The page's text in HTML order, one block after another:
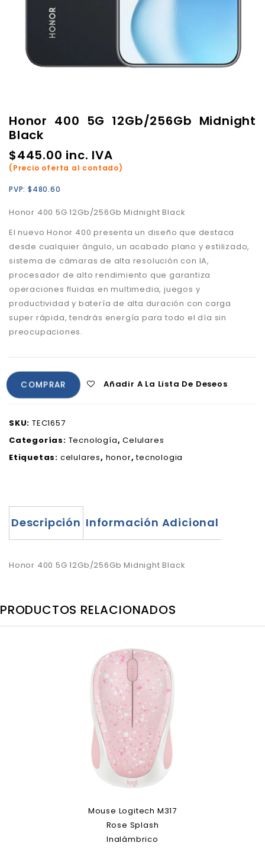
Honor 400 5G 12Gb/256Gb Midnight
Black
$445.00 inc. IVA
(Precio oferta al contado)
PVP: $480.60
Honor 400 5G 12Gb/256Gb Midnight Black
El nuevo Honor 400 presenta un diseño que destaca
desde cualquier ángulo, un acabado plano y estilizado,
sistema de cámaras de alta resolución con IA,
procesador de alto rendimiento que garantiza
operaciones fluidas en multimedia, juegos y
productividad y batería de alta duración con carga
super rápida, tendrás energía para todo el día sin
preocupaciones.
COMPRAR Añadir A La Lista De Deseos
SKU: TEC1657
Categorías: Tecnología,Celulares
Etiquetas: celulares, honor,tecnologia
Descripción Información Adicional
Honor 400 5G 12Gb/256Gb Midnight Black
PRODUCTOS RELACIONADOS
Mouse Logitech M317
Rose Splash
Inalámbrico